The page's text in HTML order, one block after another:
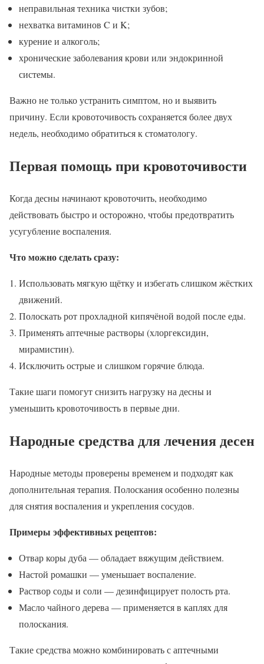
неправильная техника чистки зубов;
нехватка витаминов C и K;
курение и алкоголь;
хронические заболевания крови или эндокринной
системы.
Важно не только устранить симптом, но и выявить
причину. Если кровоточивость сохраняется более двух
недель, необходимо обратиться к стоматологу.
Первая помощь при кровоточивости
Когда десны начинают кровоточить, необходимо
действовать быстро и осторожно, чтобы предотвратить
усугубление воспаления.
Что можно сделать сразу:
Использовать мягкую щётку и избегать слишком жёстких
движений.
Полоскать рот прохладной кипячёной водой после еды.
Применять аптечные растворы (хлоргексидин,
мирамистин).
Исключить острые и слишком горячие блюда.
Такие шаги помогут снизить нагрузку на десны и
уменьшить кровоточивость в первые дни.
Народные средства для лечения десен
Народные методы проверены временем и подходят как
дополнительная терапия. Полоскания особенно полезны
для снятия воспаления и укрепления сосудов.
Примеры эффективных рецептов:
Отвар коры дуба — обладает вяжущим действием.
Настой ромашки — уменьшает воспаление.
Раствор соды и соли — дезинфицирует полость рта.
Масло чайного дерева — применяется в каплях для
полоскания.
Такие средства можно комбинировать с аптечными